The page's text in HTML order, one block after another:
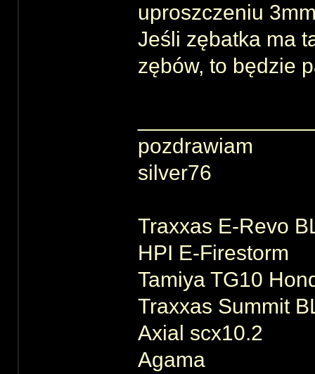
uproszczeniu
Jeśli zębatka ma
zębów, to będzie
pozdrawiam
silver76
Traxxas E-Revo
HPI E-Firestorm
Tamiya TG10
Traxxas Summit
Axial scx10.2
Agama